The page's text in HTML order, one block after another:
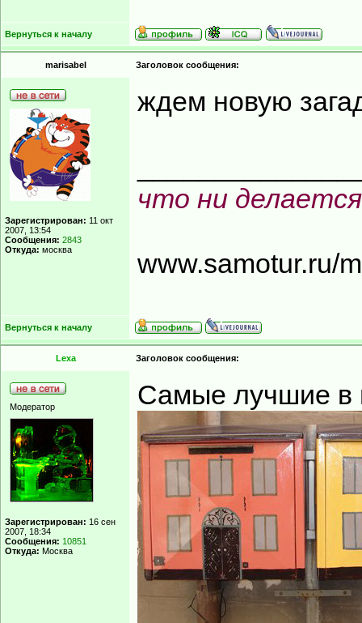
Вернуться к началу
marisabel Заголовок сообщения:
Зарегистрирован: 11 окт
2007, 13:54
Сообщения: 2843
Откуда: москва
ждем новую
что ни
www.samotur.ru/
Вернуться к началу
Lexa Заголовок сообщения:
Модератор
Зарегистрирован: 16 сен
2007, 18:34
Сообщения: 10851
Откуда: Москва
Самые лучшие в